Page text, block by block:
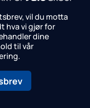
vil du motta
hva vi gjør for
dine
til vår